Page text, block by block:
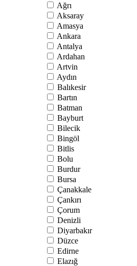
Ağrı
Aksaray
Amasya
Ankara
Antalya
Ardahan
Artvin
Aydın
Balıkesir
Bartın
Batman
Bayburt
Bilecik
Bingöl
Bitlis
Bolu
Burdur
Bursa
Çanakkale
Çankırı
Çorum
Denizli
Diyarbakır
Düzce
Edirne
Elazığ